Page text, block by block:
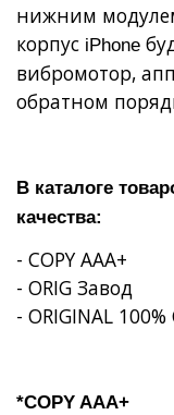
нижним
корпус iPhone
вибромотор,
обратном
В каталоге
качества:
- COPY AAA+
- ORIG Завод
- ORIGINAL
*COPY AAA+